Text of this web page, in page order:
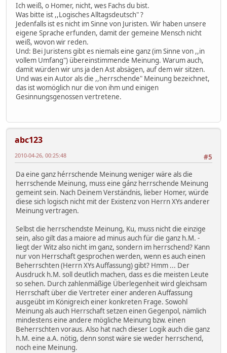
Ich weiß, o Homer, nicht, wes Fachs du bist.
Was bitte ist ,,Logisches Alltagsdeutsch" ?
Jedenfalls ist es nicht im Sinne von Juristen. Wir haben unsere
eigene Sprache erfunden, damit der gemeine Mensch nicht
weiß, wovon wir reden.
Und: Bei Juristens gibt es niemals eine ganz (im Sinne von ,,in
vollem Umfang") übereinstimmende Meinung. Warum auch,
damit würden wir uns ja den Ast absägen, auf dem wir sitzen.
Und was ein Autor als die ,,herrschende" Meinung bezeichnet,
das ist womöglich nur die von ihm und einigen
Gesinnungsgenossen vertretene.
abc123
#5
2010-04-26, 00:25:48
Da eine ganz hérrschende Meinung weniger wäre als die
herrschende Meinung, muss eine gánz herrschende Meinung
gemeint sein. Nach Deinem Verständnis, lieber Homer, würde
diese sich logisch nicht mit der Existenz von Herrn XYs anderer
Meinung vertragen.
Selbst die herrschendste Meinung, Ku, muss nicht die einzige
sein, also gilt das a maiore ad minus auch für die ganz h.M. -
liegt der Witz also nicht im ganz, sondern im herrschend? Kann
nur von Herrschaft gesprochen werden, wenn es auch einen
Beherrschten (Herrn XYs Auffassung) gibt? Hmm ... Der
Ausdruck h.M. soll deutlich machen, dass es die meisten Leute
so sehen. Durch zahlenmäßige Überlegenheit wird gleichsam
Herrschaft über die Vertreter einer anderen Auffassung
ausgeübt im Königreich einer konkreten Frage. Sowohl
Meinung als auch Herrschaft setzen einen Gegenpol, nämlich
mindestens eine andere mögliche Meinung bzw. einen
Beherrschten voraus. Also hat nach dieser Logik auch die ganz
h.M. eine a.A. nötig, denn sonst wäre sie weder herrschend,
noch eine Meinung.